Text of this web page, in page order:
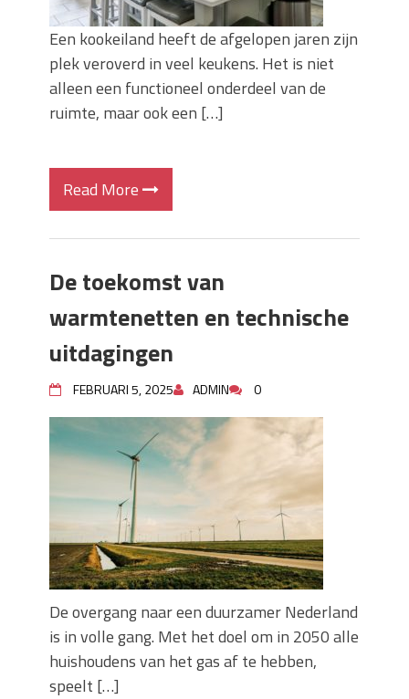
dakdekkersbedrijf?
Een kookeiland heeft de afgelopen jaren zijn
plek veroverd in veel keukens. Het is niet
alleen een functioneel onderdeel van de
ruimte, maar ook een […]
Read More
De toekomst van
warmtenetten en technische
uitdagingen
FEBRUARI 5, 2025 ADMIN 0
De overgang naar een duurzamer Nederland
is in volle gang. Met het doel om in 2050 alle
huishoudens van het gas af te hebben,
speelt […]